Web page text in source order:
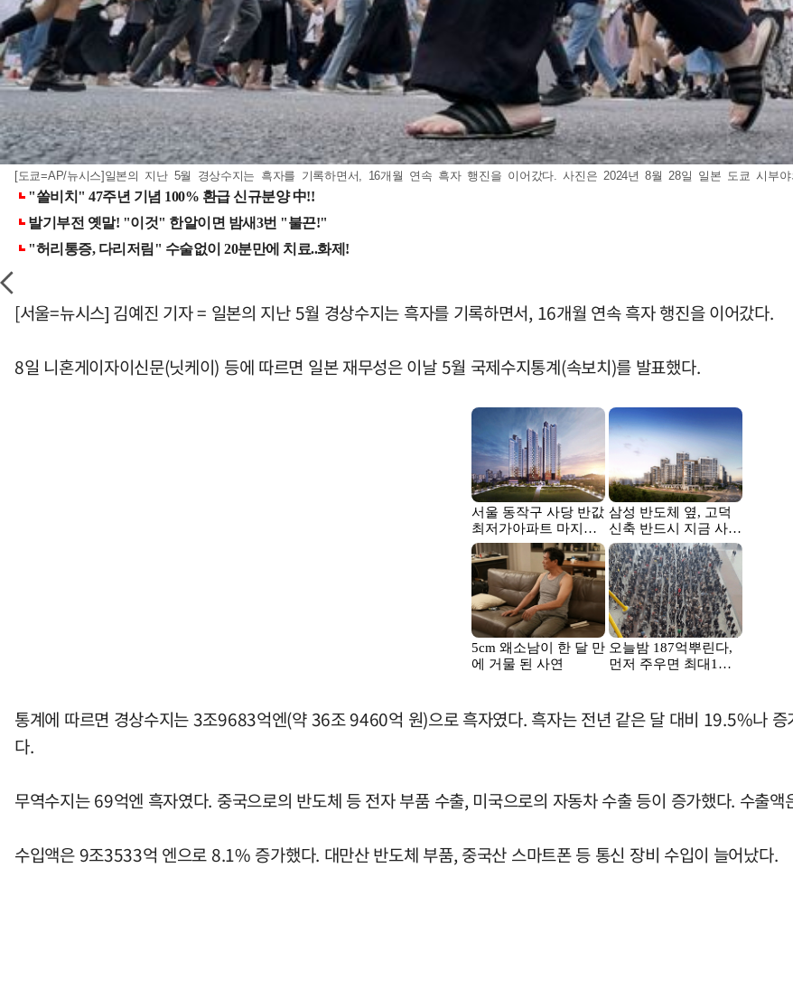
[도쿄=AP/뉴시스]일본의 지난 5월 경상수지는 흑자를 기록하면서, 16개월 연속 흑자 행진을 이어갔다. 사진은 2024년 8월 28일 일본 도쿄 시부
[서울=뉴시스] 김예진 기자 = 일본의 지난 5월 경상수지는 흑자를 기록하면서, 16개월 연속 흑자 행진을 이어갔다.
8일 니혼게이자이신문(닛케이) 등에 따르면 일본 재무성은 이날 5월 국제수지통계(속보치)를 발표했다.
통계에 따르면 경상수지는 3조9683억엔(약 36조 9460억 원)으로 흑자였다. 흑자는 전년 같은 달 대비 19.5%나
다.
무역수지는 69억엔 흑자였다. 중국으로의 반도체 등 전자 부품 수출, 미국으로의 자동차 수출 등이 증가했다. 수출
수입액은 9조3533억 엔으로 8.1% 증가했다. 대만산 반도체 부품, 중국산 스마트폰 등 통신 장비 수입이 늘어났다.